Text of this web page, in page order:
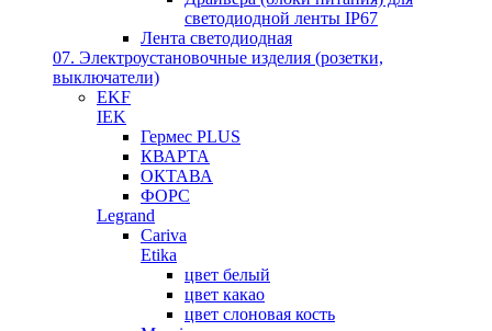
светодиодной ленты IP67
Лента светодиодная
07. Электроустановочные изделия (розетки,
выключатели)
EKF
IEK
Гермес PLUS
КВАРТА
ОКТАВА
ФОРС
Legrand
Cariva
Etika
цвет белый
цвет какао
цвет слоновая кость